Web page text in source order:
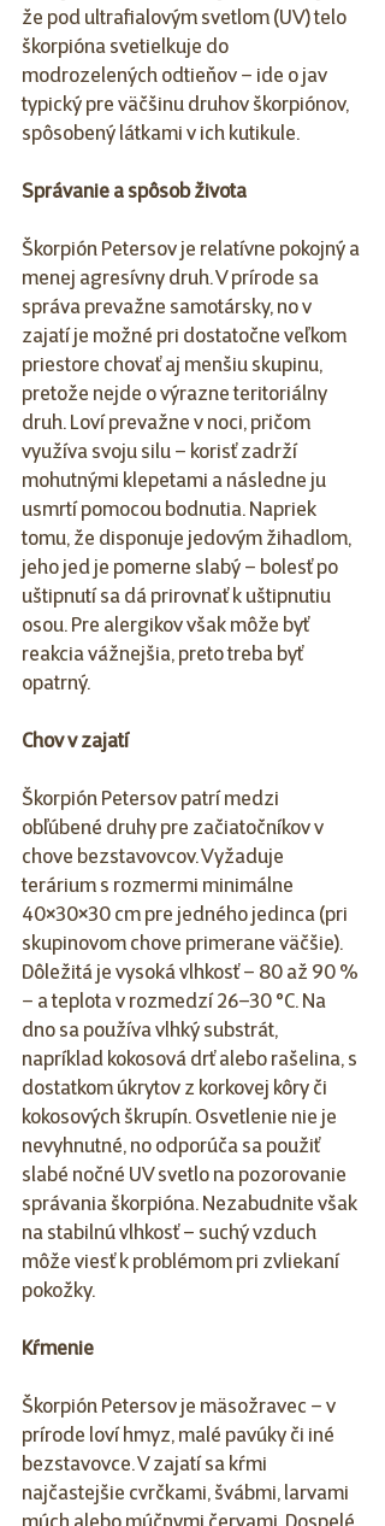
že pod ultrafialovým svetlom (UV) telo
škorpióna svetielkuje do
modrozelených odtieňov – ide o jav
typický pre väčšinu druhov škorpiónov,
spôsobený látkami v ich kutikule.
Správanie a spôsob života
Škorpión Petersov je relatívne pokojný a
menej agresívny druh. V prírode sa
správa prevažne samotársky, no v
zajatí je možné pri dostatočne veľkom
priestore chovať aj menšiu skupinu,
pretože nejde o výrazne teritoriálny
druh. Loví prevažne v noci, pričom
využíva svoju silu – korisť zadrží
mohutnými klepetami a následne ju
usmrtí pomocou bodnutia. Napriek
tomu, že disponuje jedovým žihadlom,
jeho jed je pomerne slabý – bolesť po
uštipnutí sa dá prirovnať k uštipnutiu
osou. Pre alergikov však môže byť
reakcia vážnejšia, preto treba byť
opatrný.
Chov v zajatí
Škorpión Petersov patrí medzi
obľúbené druhy pre začiatočníkov v
chove bezstavovcov. Vyžaduje
terárium s rozmermi minimálne
40×30×30 cm pre jedného jedinca (pri
skupinovom chove primerane väčšie).
Dôležitá je vysoká vlhkosť – 80 až 90 %
– a teplota v rozmedzí 26–30 °C. Na
dno sa používa vlhký substrát,
napríklad kokosová drť alebo rašelina, s
dostatkom úkrytov z korkovej kôry či
kokosových škrupín. Osvetlenie nie je
nevyhnutné, no odporúča sa použiť
slabé nočné UV svetlo na pozorovanie
správania škorpióna. Nezabudnite však
na stabilnú vlhkosť – suchý vzduch
môže viesť k problémom pri zvliekaní
pokožky.
Kŕmenie
Škorpión Petersov je mäsožravec – v
prírode loví hmyz, malé pavúky či iné
bezstavovce. V zajatí sa kŕmi
najčastejšie cvrčkami, švábmi, larvami